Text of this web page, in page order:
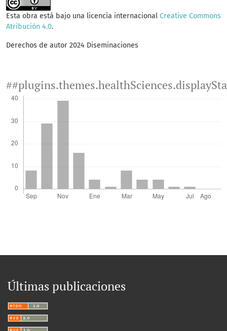
Esta obra está bajo una licencia internacional Creative Commons
Atribución 4.0.
Derechos de autor 2024 Diseminaciones
Últimas publicaciones